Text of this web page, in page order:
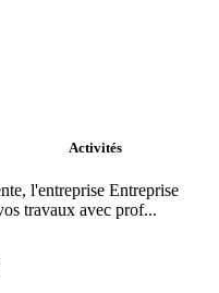
Activités
l'entreprise Entreprise
travaux avec prof...